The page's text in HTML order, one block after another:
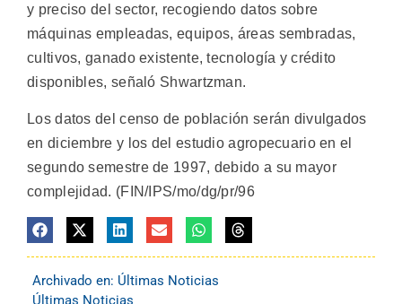
y preciso del sector, recogiendo datos sobre
máquinas empleadas, equipos, áreas sembradas,
cultivos, ganado existente, tecnología y crédito
disponibles, señaló Shwartzman.
Los datos del censo de población serán divulgados
en diciembre y los del estudio agropecuario en el
segundo semestre de 1997, debido a su mayor
complejidad. (FIN/IPS/mo/dg/pr/96
Archivado en: Últimas Noticias
Últimas Noticias